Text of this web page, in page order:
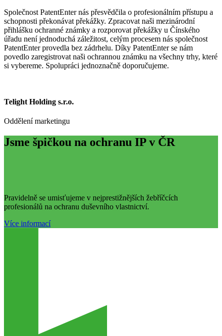
Společnost PatentEnter nás přesvědčila o profesionálním přístupu a
schopnosti překonávat překážky. Zpracovat naši mezinárodní
přihlášku ochranné známky a rozporovat překážky u Čínského
úřadu není jednoduchá záležitost, celým procesem nás společnost
PatentEnter provedla bez zádrhelu. Díky PatentEnter se nám
povedlo zaregistrovat naši ochrannou známku na všechny trhy, které
si vybereme. Spolupráci jednoznačně doporučujeme.
Telight Holding s.r.o.
Oddělení marketingu
Jsme špičkou na ochranu IP v ČR
Pravidelně se umisťujeme v nejprestižnějších žebříčcích
profesionálů na ochranu duševního vlastnictví.
Více informací